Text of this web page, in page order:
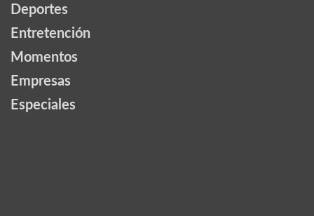
Deportes
Entretención
Momentos
Empresas
Especiales